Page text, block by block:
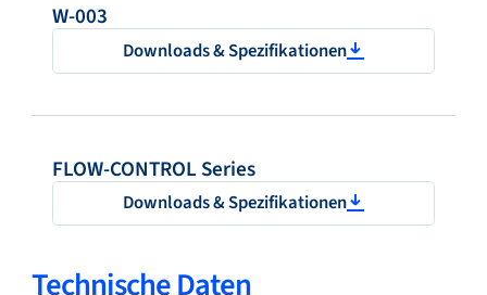
W-003
Downloads & Spezifikationen
FLOW-CONTROL Series
Downloads & Spezifikationen
Technische Daten